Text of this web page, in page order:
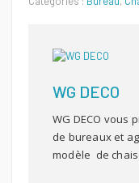
WG DECO
WG DECO vous
de bureaux et
modèle de